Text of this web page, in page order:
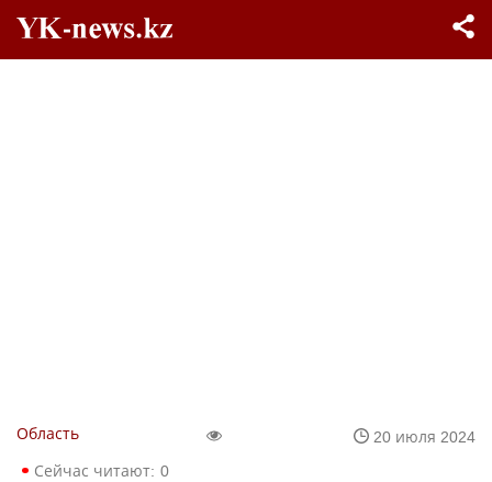
Область
20 июля 2024
Сейчас читают: 0